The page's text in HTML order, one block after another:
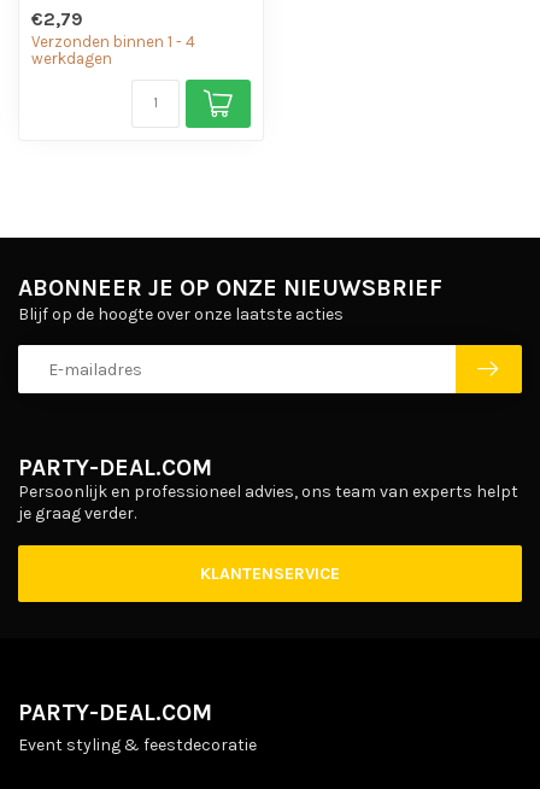
€2,79
Verzonden binnen 1 - 4
werkdagen
PARTY-DEAL.COM
Persoonlijk en professioneel advies, ons team van experts helpt
je graag verder.
KLANTENSERVICE
ABONNEER JE OP ONZE NIEUWSBRIEF
Blijf op de hoogte over onze laatste acties
PARTY-DEAL.COM
Event styling & feestdecoratie